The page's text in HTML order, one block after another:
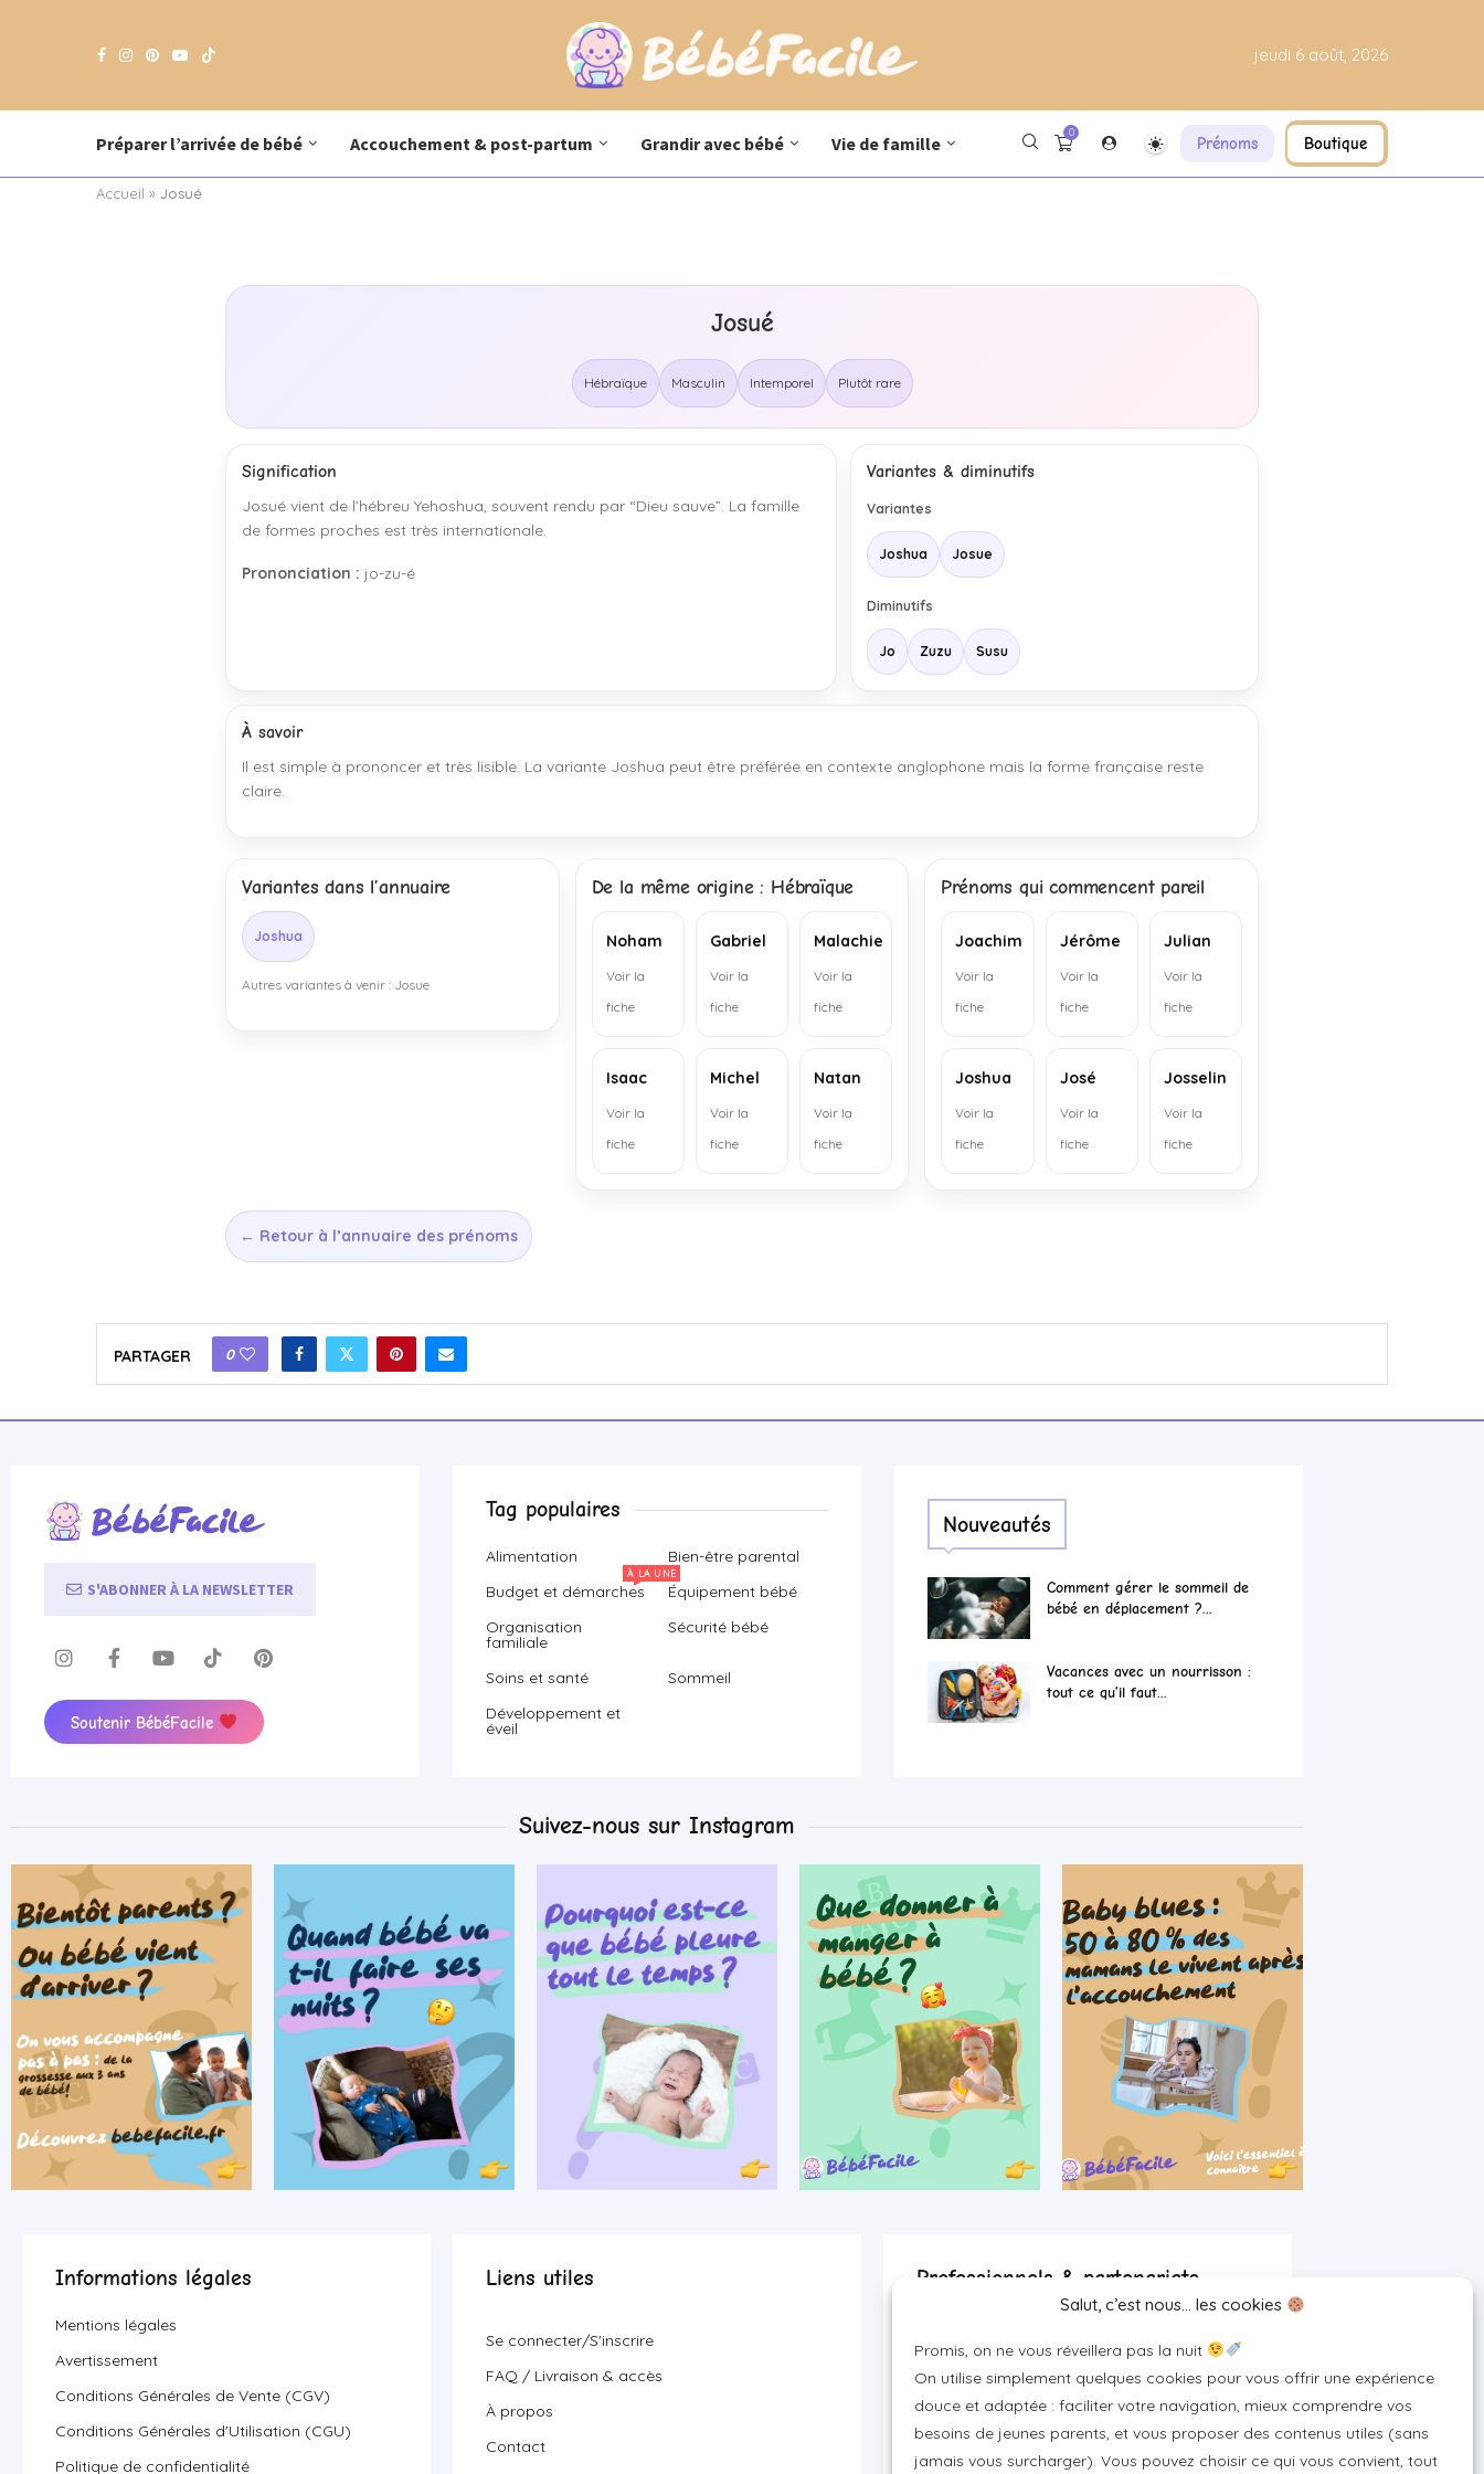
Salut, c’est nous… les cookies
Promis, on ne vous réveillera pas la nuit
On utilise simplement quelques cookies pour vous offrir une expérience
douce et adaptée : faciliter votre navigation, mieux comprendre vos
besoins de jeunes parents, et vous proposer des contenus utiles (sans
jamais vous surcharger). Vous pouvez choisir ce qui vous convient, tout
jeudi 6 août, 2026
Préparer l’arrivée de bébé Accouchement & post-partum Grandir avec bébé Vie de famille
0
Prénoms Boutique
Accueil » Josué
Josué
Hébraïque Masculin Intemporel Plutôt rare
Signification
Josué vient de l’hébreu Yehoshua, souvent rendu par “Dieu sauve”. La famille
de formes proches est très internationale.
Prononciation : jo-zu-é
Variantes & diminutifs
Variantes
Joshua Josue
Diminutifs
Jo Zuzu Susu
À savoir
Il est simple à prononcer et très lisible. La variante Joshua peut être préférée en contexte anglophone mais la forme française reste
claire.
Variantes dans l’annuaire
Joshua
Autres variantes à venir : Josue
De la même origine : Hébraïque
Noham
Voir la
fiche
Gabriel
Voir la
fiche
Malachie
Voir la
fiche
Isaac
Voir la
fiche
Michel
Voir la
fiche
Natan
Voir la
fiche
Prénoms qui commencent pareil
Joachim
Voir la
fiche
Jérôme
Voir la
fiche
Julian
Voir la
fiche
Joshua
Voir la
fiche
José
Voir la
fiche
Josselin
Voir la
fiche
← Retour à l’annuaire des prénoms
PARTAGER 0
S'ABONNER À LA NEWSLETTER
Soutenir BébéFacile
Tag populaires
Alimentation
Bien-être parental
Budget et démarches
À LA UNE
Équipement bébé
Organisation
familiale
Sécurité bébé
Soins et santé
Sommeil
Développement et
éveil
Nouveautés
Comment gérer le sommeil de
bébé en déplacement ?...
Vacances avec un nourrisson :
tout ce qu’il faut...
Suivez-nous sur Instagram
Informations légales
Mentions légales
Avertissement
Conditions Générales de Vente (CGV)
Conditions Générales d'Utilisation (CGU)
Politique de confidentialité
Liens utiles
Se connecter/S'inscrire
FAQ / Livraison & accès
À propos
Contact
Professionnels & partenariats
Visibilité pour votre marque
Proposer un produit ou un service